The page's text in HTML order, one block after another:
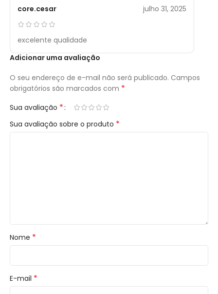
core.cesar julho 31, 2025
excelente qualidade
Adicionar uma avaliação
O seu endereço de e-mail não será publicado. Campos
obrigatórios são marcados com *
Sua avaliação *
Sua avaliação sobre o produto *
Nome *
E-mail *